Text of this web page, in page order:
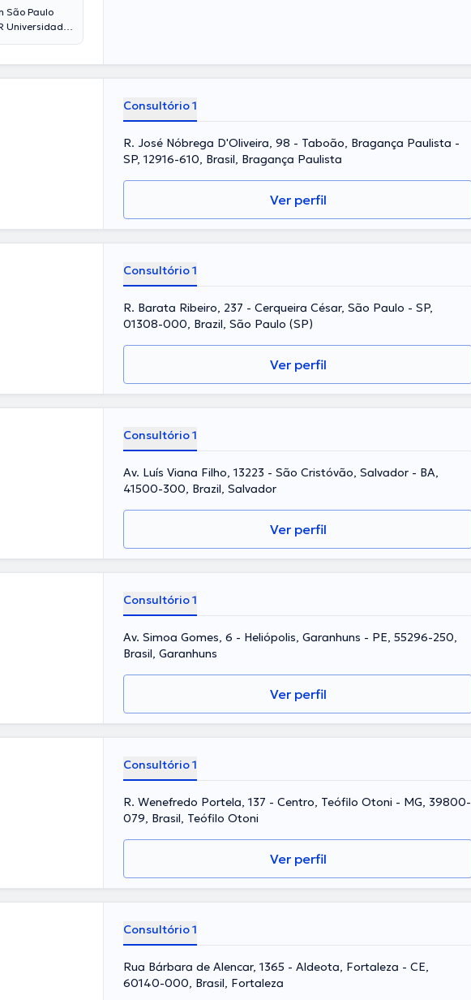
São Paulo
Universidade
diferentes
Consultório 1
R. José Nóbrega D'Oliveira, 98 - Taboão, Bragança Paulista -
SP, 12916-610, Brasil, Bragança Paulista
Ver perfil
Consultório 1
R. Barata Ribeiro, 237 - Cerqueira César, São Paulo - SP,
01308-000, Brazil, São Paulo (SP)
Ver perfil
Consultório 1
Av. Luís Viana Filho, 13223 - São Cristóvão, Salvador - BA,
41500-300, Brazil, Salvador
Ver perfil
Consultório 1
Av. Simoa Gomes, 6 - Heliópolis, Garanhuns - PE, 55296-250,
Brasil, Garanhuns
Ver perfil
Consultório 1
R. Wenefredo Portela, 137 - Centro, Teófilo Otoni - MG, 39800-
079, Brasil, Teófilo Otoni
Ver perfil
Consultório 1
Rua Bárbara de Alencar, 1365 - Aldeota, Fortaleza - CE,
60140-000, Brasil, Fortaleza